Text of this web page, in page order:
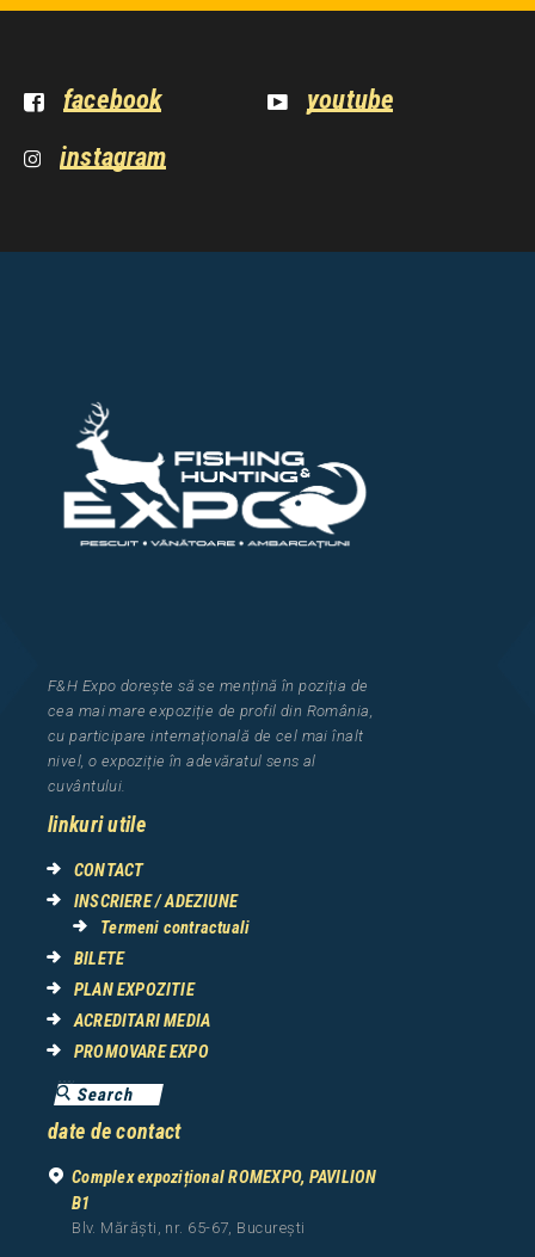
facebook
youtube
instagram
F&H Expo dorește să se mențină în poziția de
cea mai mare expoziție de profil din România
cu participare internațională de cel maiînalt
nivel, o expoziție în adevăratul sens al
cuvântului.
linkuri utile
CONTACT
INSCRIERE / ADEZIUNE
Termeni contractuali
BILETE
PLAN EXPOZITIE
ACREDITARI MEDIA
PROMOVARE EXPO
date de contact
Complex expozițional ROMEXPO, PAVILION
B1
Blv. Mărăști, nr. 65-67, București